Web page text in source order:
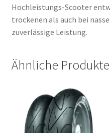
Hochleistungs-Scooter
trockenen als auch bei
zuverlässige Leistung.
Ähnliche Produkte